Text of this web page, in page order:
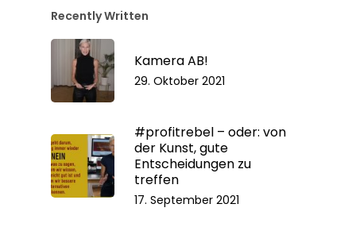
Recently Written
Kamera AB!
29. Oktober 2021
#profitrebel – oder: von
der Kunst, gute
Entscheidungen zu
treffen
17. September 2021